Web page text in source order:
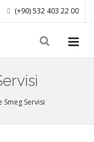
(+90) 532 403 22 00
Smeg Servisi